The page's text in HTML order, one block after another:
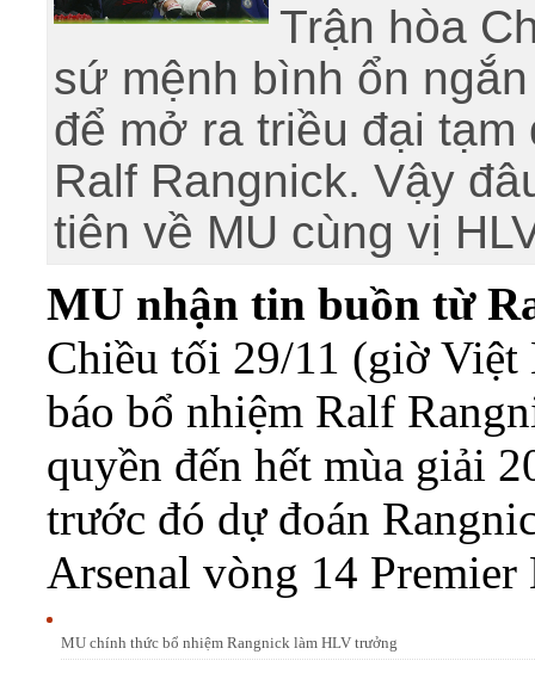
Trận hòa
sứ mệnh bình ổn
để mở ra triều đại
Ralf Rangnick. Vậy
tiên về MU cùng vị
MU nhận tin buồn từ
Chiều tối 29/11 (giờ Việt
báo bổ nhiệm Ralf
quyền đến hết mùa giải
trước đó dự đoán
Arsenal vòng 14 Premier
MU chính thức bổ nhiệm Rangnick làm HLV trưởng